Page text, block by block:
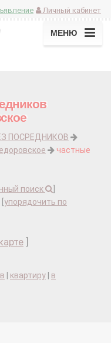
Личный кабинет
МЕНЮ
ПОСРЕДНИКОВ
частные
поиск
упорядочить по
квартиру
в